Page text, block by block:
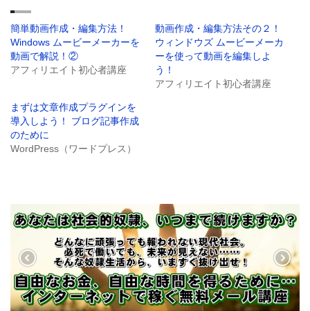
t
e
r
で
共
有
(
ウ
ィ
ン
ド
ウ
で
開
簡単動画作成・編集方法！
Windows ムービーメーカーを
動画で解説！②
アフィリエイト初心者講座
動画作成・編集方法その２！
ウィンドウズ ムービーメーカ
ーを使って動画を編集しよ
う！
アフィリエイト初心者講座
まずは文章作成プラグインを
導入しよう！ ブログ記事作成
のために
WordPress（ワードプレス）